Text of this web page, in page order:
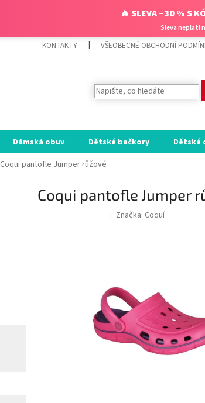
KONTAKTY VŠEOBECNÉ OBCHODNÍ
Dámská obuv Dětské bačkory Dětské
Coqui pantofle Jumper růžové
Coqui pantofle Jumper
SALECODE:RAJ30:30:%Značka: Coquí
🔥 SLEVA −30 % S
Sleva neplatí